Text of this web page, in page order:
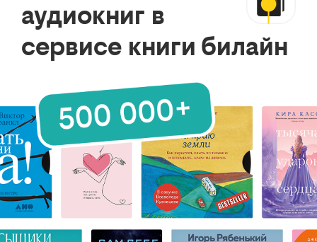
аудиокниг в
сервисе книги билайн